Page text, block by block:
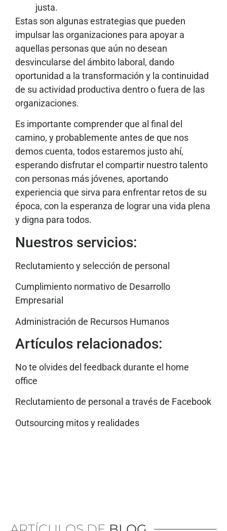
justa.
Estas son algunas estrategias que pueden
impulsar las organizaciones para apoyar a
aquellas personas que aún no desean
desvincularse del ámbito laboral, dando
oportunidad a la transformación y la continuidad
de su actividad productiva dentro o fuera de las
organizaciones.
Es importante comprender que al final del
camino, y probablemente antes de que nos
demos cuenta, todos estaremos justo ahí,
esperando disfrutar el compartir nuestro talento
con personas más jóvenes, aportando
experiencia que sirva para enfrentar retos de su
época, con la esperanza de lograr una vida plena
y digna para todos.
Nuestros servicios:
Reclutamiento y selección de personal
Cumplimiento normativo de Desarrollo
Empresarial
Administración de Recursos Humanos
Artículos relacionados:
No te olvides del feedback durante el home
office
Reclutamiento de personal a través de Facebook
Outsourcing mitos y realidades